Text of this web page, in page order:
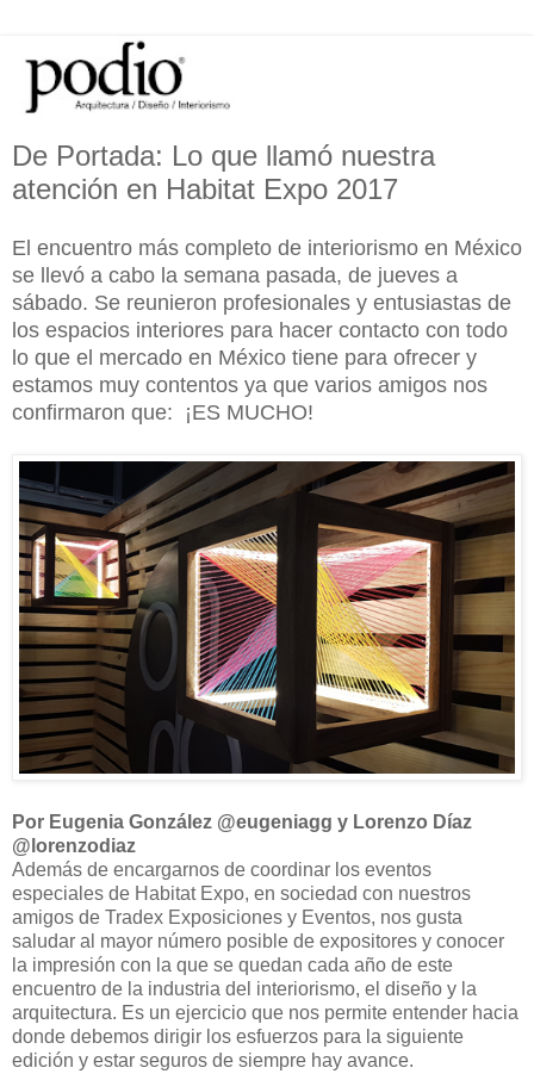
De Portada: Lo que llamó nuestra
atención en Habitat Expo 2017
El encuentro más completo de interiorismo en México
se llevó a cabo la semana pasada, de jueves a
sábado. Se reunieron profesionales y entusiastas de
los espacios interiores para hacer contacto con todo
lo que el mercado en México tiene para ofrecer y
estamos muy contentos ya que varios amigos nos
confirmaron que: ¡ES MUCHO!
Por Eugenia González @eugeniagg y Lorenzo Díaz
@lorenzodiaz
Además de encargarnos de coordinar los eventos
especiales de Habitat Expo, en sociedad con nuestros
amigos de Tradex Exposiciones y Eventos, nos gusta
saludar al mayor número posible de expositores y conocer
la impresión con la que se quedan cada año de este
encuentro de la industria del interiorismo, el diseño y la
arquitectura. Es un ejercicio que nos permite entender hacia
donde debemos dirigir los esfuerzos para la siguiente
edición y estar seguros de siempre hay avance.